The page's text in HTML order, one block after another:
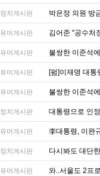
정치게시판 박은정 의원 방
유머게시판 김어준 "공수처
유머게시판 불쌍한 이준석
유머게시판 [펌]이재명 대통
유머게시판 불쌍한 이준석
정치게시판 대통령으로 인
유머게시판 李대통령, 이완
정치게시판 다시봐도 대단
유머게시판 와..서울도 2프